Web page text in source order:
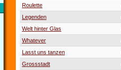
Roulette
Legenden
Welt hinter Glas
Whatever
Lasst uns tanzen
Grossstadt